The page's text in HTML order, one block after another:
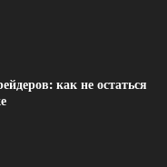
как не остаться